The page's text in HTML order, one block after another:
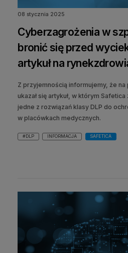
08 stycznia 2025
Cyberzagrożenia w
bronić się przed
artykuł na
Z przyjemnością informujemy, że
ukazał się artykuł, w którym
jedne z rozwiązań klasy DLP do
w placówkach medycznych.
#DLP INFORMACJA SAFETICA